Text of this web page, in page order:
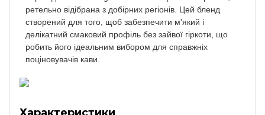
ретельно відібрана з добірних регіонів. Цей бленд
створений для того, щоб забезпечити м'який і
делікатний смаковий профіль без зайвої гіркоти, що
робить його ідеальним вибором для справжніх
поціновувачів кави.